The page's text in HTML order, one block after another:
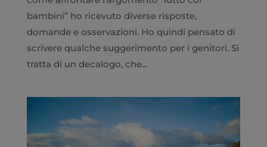
bambini” ho ricevuto diverse risposte,
domande e osservazioni. Ho quindi pensato di
scrivere qualche suggerimento per i genitori. Si
tratta di un decalogo, che...